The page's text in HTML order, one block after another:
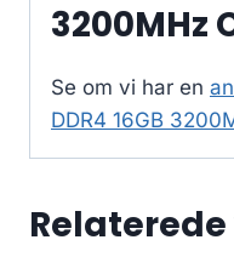
3200MHz
Se om vi har en
DDR4 16GB